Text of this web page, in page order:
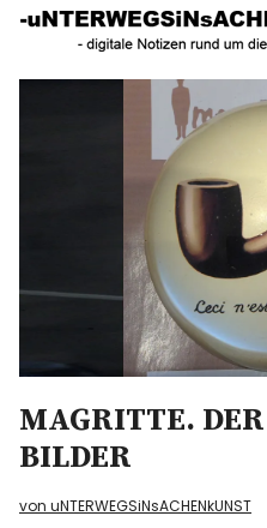
UNTERWEGS IN
KUNST
AKTUELLE
KUNSTSPAZIERGÄNGE
ÜBER
UNSER BUCH
f I
MAGRITTE.
BILDER
von uNTERWEGSiNsACHENkUNST